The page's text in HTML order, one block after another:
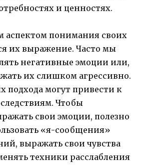
и ценностях.
аспектом понимания своих
их выражение. Часто мы
негативные эмоции или,
их слишком агрессивно.
подхода могут привести к
Чтобы
свои эмоции, полезно
«я-сообщения»
выражать свои чувства
техники расслабления